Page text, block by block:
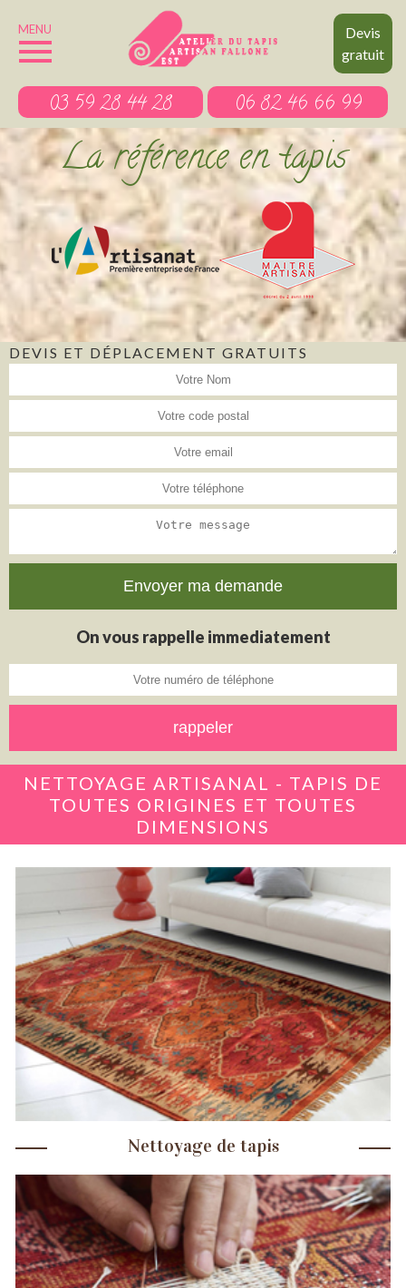
Devis
gratuit
MENU
03 59 28 44 28 06 82 46 66 99
La référence en tapis
DEVIS ET DÉPLACEMENT GRATUITS
On vous rappelle immediatement
NETTOYAGE ARTISANAL - TAPIS DE
TOUTES ORIGINES ET TOUTES
DIMENSIONS
Nettoyage de tapis